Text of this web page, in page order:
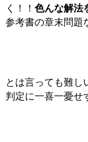
く！！ 色んな解法
参考書の章末問題
とは言っても難
判定に一喜一憂せ